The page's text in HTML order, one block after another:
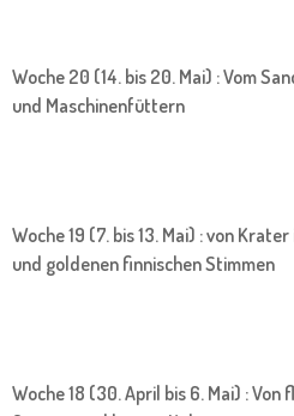
Woche 20 (14. bis 20. Mai) : Vom
und Maschinenfüttern
Woche 19 (7. bis 13. Mai) : von
und goldenen finnischen Stimmen
Woche 18 (30. April bis 6. Mai) :